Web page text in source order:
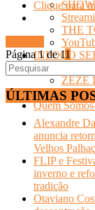
THE
INFOCO
ZEZÉ
TURISMO
Quem
Clique para
Página 1 de 11
ÚLTIMAS
Alexandre
anuncia
Velhos
FLIP e
inverno e
tradição
Otaviano